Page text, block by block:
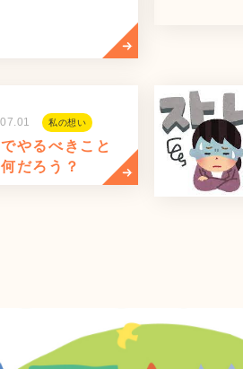
私の想い
やるべきこと
だろう？